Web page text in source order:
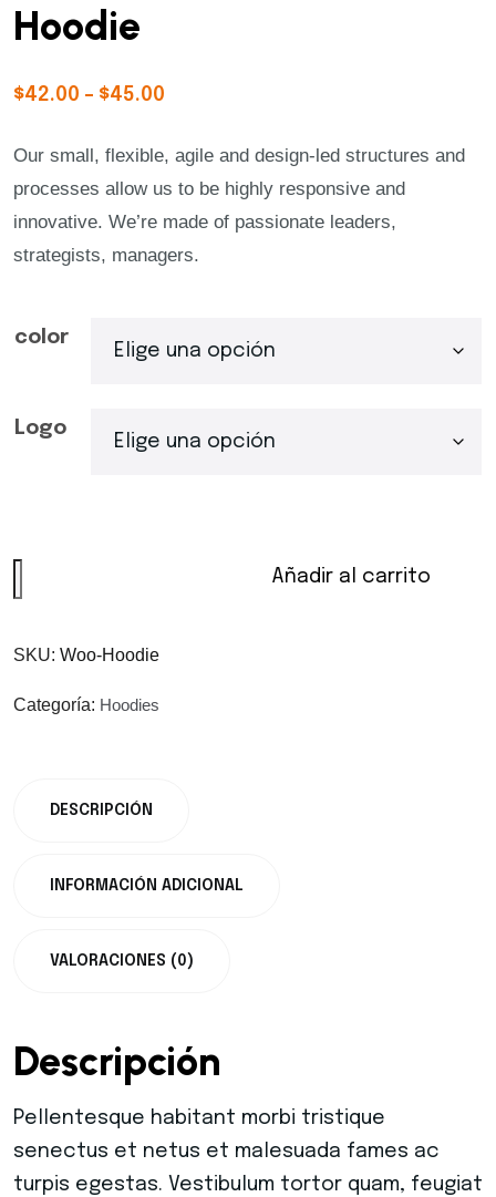
Hoodie
$42.00 – $45.00
Our small, flexible, agile and design-led structures and
processes allow us to be highly responsive and
innovative. We’re made of passionate leaders,
strategists, managers.
color
Logo
Añadir al carrito
SKU: Woo-Hoodie
Categoría: Hoodies
DESCRIPCIÓN
INFORMACIÓN ADICIONAL
VALORACIONES (0)
Descripción
Pellentesque habitant morbi tristique
senectus et netus et malesuada fames ac
turpis egestas. Vestibulum tortor quam, feugiat